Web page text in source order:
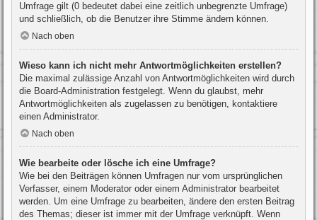
Umfrage gilt (0 bedeutet dabei eine zeitlich unbegrenzte Umfrage)
und schließlich, ob die Benutzer ihre Stimme ändern können.
Nach oben
Wieso kann ich nicht mehr Antwortmöglichkeiten erstellen?
Die maximal zulässige Anzahl von Antwortmöglichkeiten wird durch
die Board-Administration festgelegt. Wenn du glaubst, mehr
Antwortmöglichkeiten als zugelassen zu benötigen, kontaktiere
einen Administrator.
Nach oben
Wie bearbeite oder lösche ich eine Umfrage?
Wie bei den Beiträgen können Umfragen nur vom ursprünglichen
Verfasser, einem Moderator oder einem Administrator bearbeitet
werden. Um eine Umfrage zu bearbeiten, ändere den ersten Beitrag
des Themas; dieser ist immer mit der Umfrage verknüpft. Wenn